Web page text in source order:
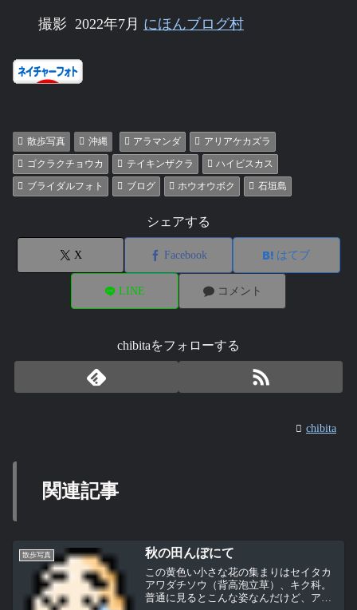
撮影 2022年7月 にほんブログ村
散歩写真 沖縄 アラマンダ
アリアケカズラ
ゴクラクチョウカ
テイキンザクラ
ハイビスカス
ブライダルフォト
ブログ ホウオウボク 石垣島
シェアする
X Facebook はてブ
LINE コメント
chibitaをフォローする
chibita
関連記事
散歩写真 秋の田んぼにて
この黄色い小さな花の集まりはセイタカ
アワダチソウ（背高泡立草）、キク科。
普通に見るとこんな姿なんだけど、アッ